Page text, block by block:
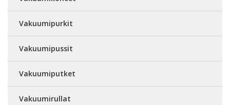
Vakuumipurkit
Vakuumipussit
Vakuumiputket
Vakuumirullat